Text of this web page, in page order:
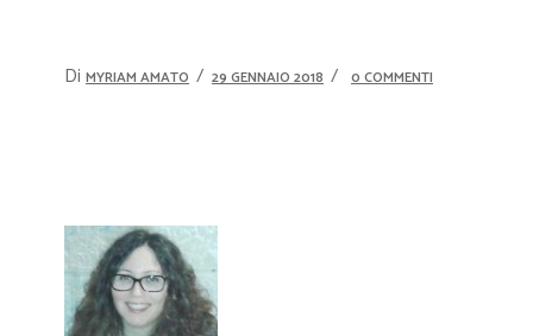
Di MYRIAM AMATO 29 GENNAIO 2018 0 COMMENTI